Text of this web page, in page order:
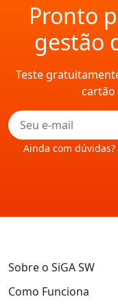
Pronto
gestão
Teste
cartão
Ainda com
Sobre o SiGA SW
Como Funciona